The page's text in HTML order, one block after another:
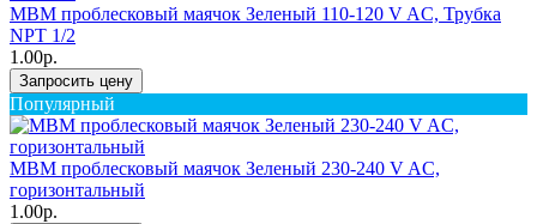
MBM проблесковый маячок Зеленый 110-120 V AC, Трубка
NPT 1/2
1.00р.
Запросить цену
Популярный
MBM проблесковый маячок Зеленый 230-240 V AC,
горизонтальный
1.00р.